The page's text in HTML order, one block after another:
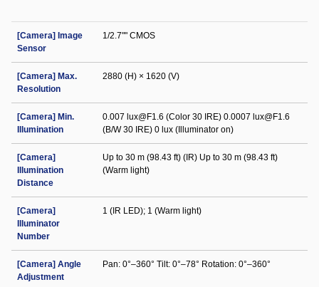
[Camera] Image
Sensor
1/2.7"" CMOS
[Camera] Max.
Resolution
2880 (H) × 1620 (V)
[Camera] Min.
Illumination
0.007 lux@F1.6 (Color 30 IRE) 0.0007 lux@F1.6
(B/W 30 IRE) 0 lux (Illuminator on)
[Camera]
Illumination
Distance
Up to 30 m (98.43 ft) (IR) Up to 30 m (98.43 ft)
(Warm light)
[Camera]
Illuminator
Number
1 (IR LED); 1 (Warm light)
[Camera] Angle
Adjustment
Pan: 0°–360° Tilt: 0°–78° Rotation: 0°–360°